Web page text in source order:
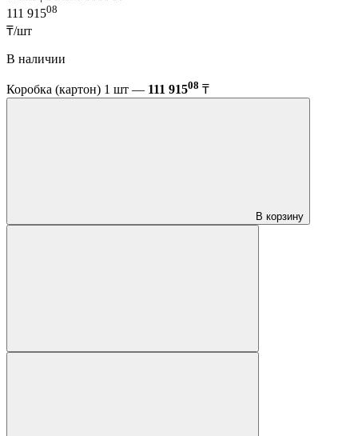
111 91508
₸/шт
В наличии
Коробка (картон) 1 шт — 111 91508 ₸
В корзину